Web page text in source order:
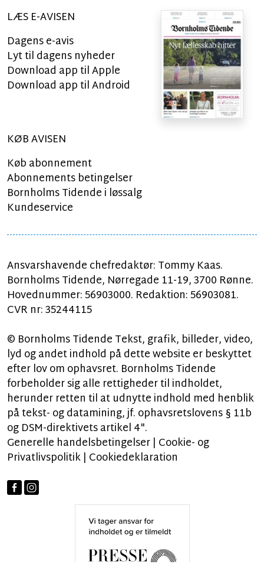
LÆS E-AVISEN
Dagens e-avis
Lyt til dagens nyheder
Download app til Apple
Download app til Android
KØB AVISEN
Køb abonnement
Abonnements betingelser
Bornholms Tidende i løssalg
Kundeservice
Ansvarshavende chefredaktør: Tommy Kaas.
Bornholms Tidende, Nørregade 11-19, 3700 Rønne.
Hovednummer: 56903000. Redaktion: 56903081.
CVR nr: 35244115
© Bornholms Tidende Tekst, grafik, billeder, video,
lyd og andet indhold på dette website er beskyttet
efter lov om ophavsret. Bornholms Tidende
forbeholder sig alle rettigheder til indholdet,
herunder retten til at udnytte indhold med henblik
på tekst- og datamining, jf. ophavsretslovens § 11b
og DSM-direktivets artikel 4".
Generelle handelsbetingelser| Cookie- og
Privatlivspolitik| Cookiedeklaration